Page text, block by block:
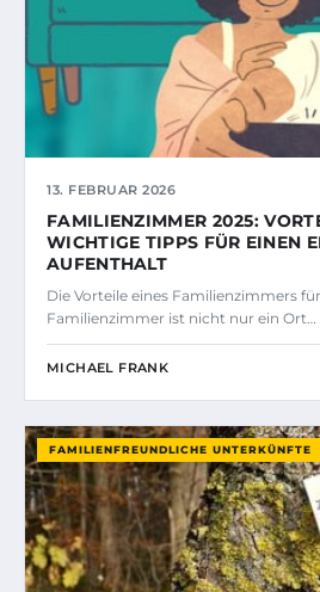
13. FEBRUAR 2026
FAMILIENZIMMER 2025:
WICHTIGE TIPPS FÜR EINEN
AUFENTHALT
Die Vorteile eines Familienzimmers
Familienzimmer ist nicht nur ein Ort…
MICHAEL FRANK
FAMILIENFREUNDLICHE UNTERKÜNFTE